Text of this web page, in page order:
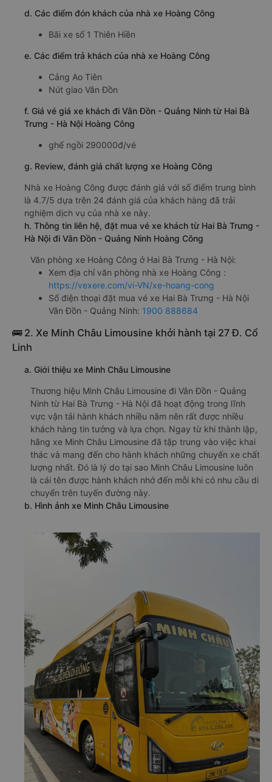
d. Các điểm đón khách của nhà xe Hoàng Công
Bãi xe số 1 Thiên Hiền
e. Các điểm trả khách của nhà xe Hoàng Công
Cảng Ao Tiên
Nút giao Vân Đồn
f. Giá vé giá xe khách đi Vân Đồn - Quảng Ninh từ Hai Bà
Trưng - Hà Nội Hoàng Công
ghế ngồi 290000đ/vé
g. Review, đánh giá chất lượng xe Hoàng Công
Nhà xe Hoàng Công được đánh giá với số điểm trung bình
là 4.7/5 dựa trên 24 đánh giá của khách hàng đã trải
nghiệm dịch vụ của nhà xe này.
h. Thông tin liên hệ, đặt mua vé xe khách từ Hai Bà Trưng -
Hà Nội đi Vân Đồn - Quảng Ninh Hoàng Công
Văn phòng xe Hoàng Công ở Hai Bà Trưng - Hà Nội:
Xem địa chỉ văn phòng nhà xe Hoàng Công :
https://vexere.com/vi-VN/xe-hoang-cong
Số điện thoại đặt mua vé xe Hai Bà Trưng - Hà Nội
Vân Đồn - Quảng Ninh: 1900 888684
🚌 2. Xe Minh Châu Limousine khởi hành tại 27 Đ. Cổ
Linh
a. Giới thiệu xe Minh Châu Limousine
Thương hiệu Minh Châu Limousine đi Vân Đồn - Quảng
Ninh từ Hai Bà Trưng - Hà Nội đã hoạt động trong lĩnh
vực vận tải hành khách nhiều năm nên rất được nhiều
khách hàng tin tưởng và lựa chọn. Ngay từ khi thành lập,
hãng xe Minh Châu Limousine đã tập trung vào việc khai
thác và mang đến cho hành khách những chuyến xe chất
lượng nhất. Đó là lý do tại sao Minh Châu Limousine luôn
là cái tên được hành khách nhớ đến mỗi khi có nhu cầu di
chuyển trên tuyến đường này.
b. Hình ảnh xe Minh Châu Limousine